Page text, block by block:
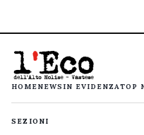
HOMENEWS IN EVIDENZATOP
SEZIONI